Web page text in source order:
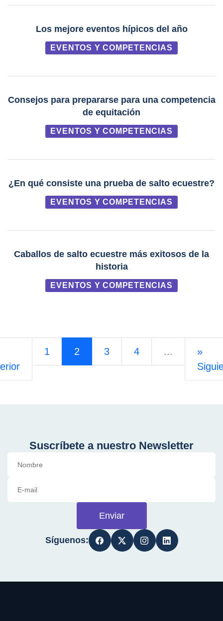
Los mejore eventos hípicos del año
EVENTOS Y COMPETENCIAS
Consejos para prepararse para una competencia
de equitación
EVENTOS Y COMPETENCIAS
¿En qué consiste una prueba de salto ecuestre?
EVENTOS Y COMPETENCIAS
Caballos de salto ecuestre más exitosos de la
historia
EVENTOS Y COMPETENCIAS
1 2 3 4 ...
»
Suscríbete a nuestro Newsletter
Enviar
Síguenos: